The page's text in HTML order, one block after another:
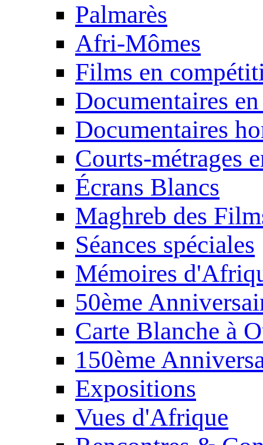
Palmarès
Afri-Mômes
Films en
Documentaires
Documentaires
Courts-métrages
Écrans Blancs
Maghreb des
Séances spéciales
Mémoires
50ème
Carte Blanche à
150ème
Expositions
Vues d'Afrique